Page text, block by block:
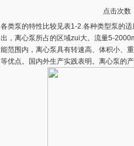
点击次数
各类泵的特性比较见表1-2.各种类型泵的
出，离心泵所占的区域zui大。流量5-
能范围内，离心泵具有转速高、体积小、
等优点。国内外生产实践表明。离心泵的